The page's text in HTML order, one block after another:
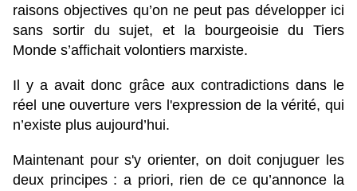
raisons objectives qu’on ne peut pas développer ici
sans sortir du sujet, et la bourgeoisie du Tiers
Monde s’affichait volontiers marxiste.
Il y a avait donc grâce aux contradictions dans le
réel une ouverture vers l'expression de la vérité, qui
n’existe plus aujourd’hui.
Maintenant pour s'y orienter, on doit conjuguer les
deux principes : a priori, rien de ce qu’annonce la